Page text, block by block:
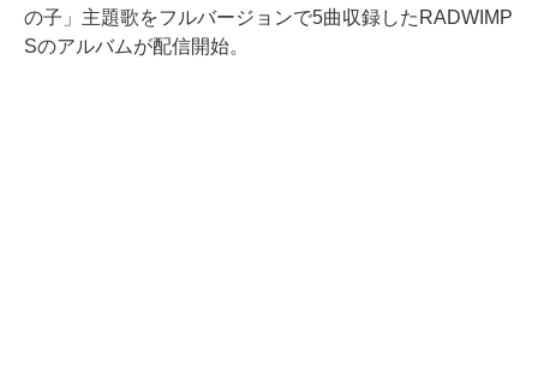
の子」主題歌をフルバージョンで5曲収録したRADWIMP
Sのアルバムが配信開始。